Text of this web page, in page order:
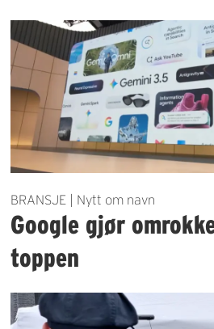
BRANSJE | Nytt om navn
Google gjør
toppen